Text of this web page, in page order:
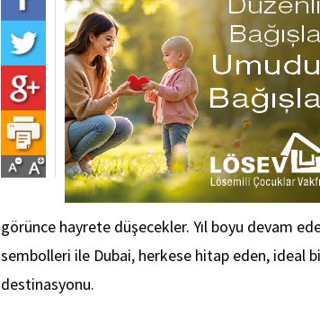
görünce hayrete düşecekler. Yıl boyu devam
sembolleri ile Dubai, herkese hitap eden, ideal
destinasyonu.